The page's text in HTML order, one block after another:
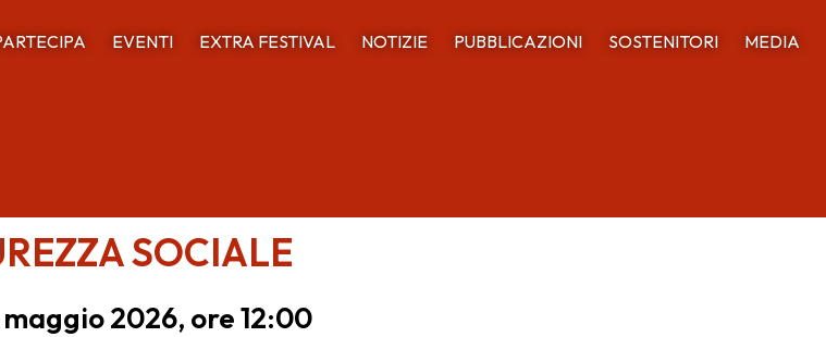
EVENTI EXTRA FESTIVAL NOTIZIE PUBBLICAZIONI SOSTENITORI MEDIA
SOCIALE
maggio 2026, ore 12:00